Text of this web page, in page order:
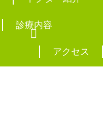
診療内容
アクセス